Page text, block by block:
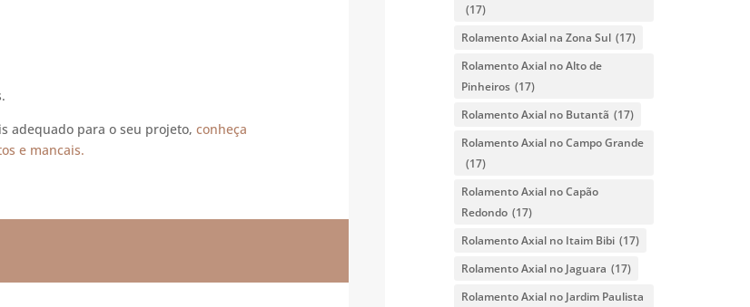
adequado para o seu projeto, conheça
e mancais.
(17)
Rolamento Axial na Zona Sul (17)
Rolamento Axial no Alto de
Pinheiros (17)
Rolamento Axial no Butantã (17)
Rolamento Axial no Campo Grande
(17)
Rolamento Axial no Capão
Redondo (17)
Rolamento Axial no Itaim Bibi (17)
Rolamento Axial no Jaguara (17)
Rolamento Axial no Jardim Paulista